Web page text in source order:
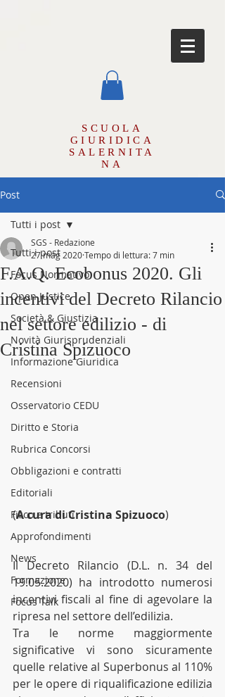
SCUOLA
GIURIDICA
SALERNITA
NA
Post
Tutti i post
Focus Normativo
Open Justice
Società & Giustizia
Novità Giurisprudenziali
Informazione Giuridica
Recensioni
Osservatorio CEDU
Diritto e Storia
Rubrica Concorsi
Obbligazioni e contratti
Editoriali
Fisco e tributi
Approfondimenti
News
Formazione
Focus Talk
Tutti i post
F.A.Q. Ecobonus 2020. Gli
incentivi del Decreto Rilancio
nel settore edilizio - di
Cristina Spizuoco
SGS - Redazione
27 mag 2020Tempo di lettura: 7 min
(A cura di Cristina Spizuoco)
Il Decreto Rilancio (D.L. n. 34 del
19.05.2020) ha introdotto numerosi
incentivi fiscali al fine di agevolare la
ripresa nel settore dell’edilizia.
Tra le norme maggiormente
significative vi sono sicuramente
quelle relative al Superbonus al 110%
per le opere di riqualificazione edilizia